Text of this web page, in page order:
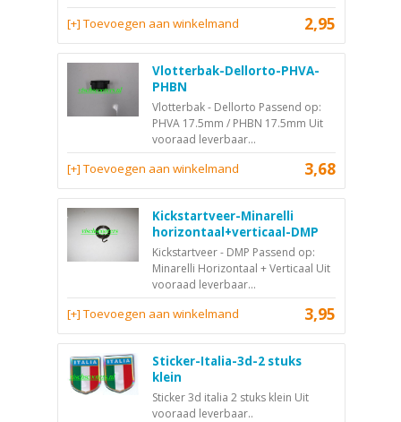
2,95
[+] Toevoegen aan winkelmand
Vlotterbak-Dellorto-PHVA-
PHBN
Vlotterbak - Dellorto Passend op:
PHVA 17.5mm / PHBN 17.5mm Uit
vooraad leverbaar...
3,68
[+] Toevoegen aan winkelmand
Kickstartveer-Minarelli
horizontaal+verticaal-DMP
Kickstartveer - DMP Passend op:
Minarelli Horizontaal + Verticaal Uit
vooraad leverbaar...
3,95
[+] Toevoegen aan winkelmand
Sticker-Italia-3d-2 stuks
klein
Sticker 3d italia 2 stuks klein Uit
vooraad leverbaar..